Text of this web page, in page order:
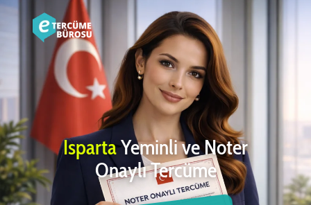
IspartaYeminli ve Noter
Onaylı Tercüme